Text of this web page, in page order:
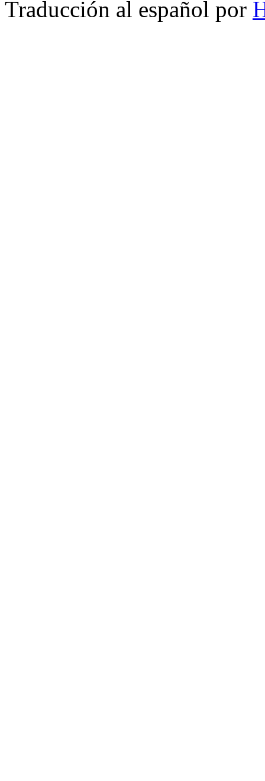
Traducción al español por